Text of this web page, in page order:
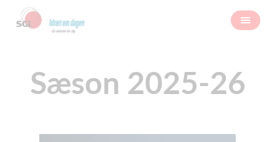
Sæson 2025-26